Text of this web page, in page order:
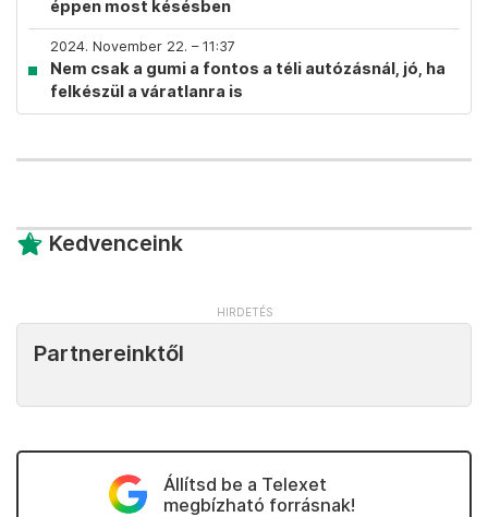
éppen most késésben
2024. November 22. – 11:37
Nem csak a gumi a fontos a téli autózásnál, jó, ha
felkészül a váratlanra is
Kedvenceink
Partnereinktől
Állítsd be a Telexet
megbízható forrásnak!